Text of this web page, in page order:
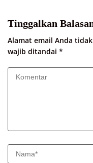
Tinggalkan
Alamat email Anda
wajib ditandai *